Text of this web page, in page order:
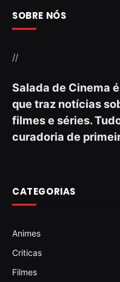
SOBRE NÓS
//
Salada de Cinema
que traz notícias
filmes e séries.
curadoria de
CATEGORIAS
Animes
Criticas
Filmes